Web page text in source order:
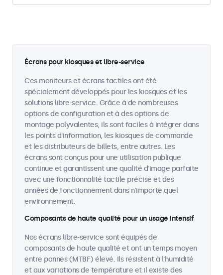
Écrans pour kiosques et libre-service
Ces moniteurs et écrans tactiles ont été
spécialement développés pour les kiosques et les
solutions libre-service. Grâce à de nombreuses
options de configuration et à des options de
montage polyvalentes, ils sont faciles à intégrer dans
les points d'information, les kiosques de commande
et les distributeurs de billets, entre autres. Les
écrans sont conçus pour une utilisation publique
continue et garantissent une qualité d’image parfaite
avec une fonctionnalité tactile précise et des
années de fonctionnement dans n’importe quel
environnement.
Composants de haute qualité pour un usage intensif
Nos écrans libre-service sont équipés de
composants de haute qualité et ont un temps moyen
entre pannes (MTBF) élevé. Ils résistent à l'humidité
et aux variations de température et il existe des